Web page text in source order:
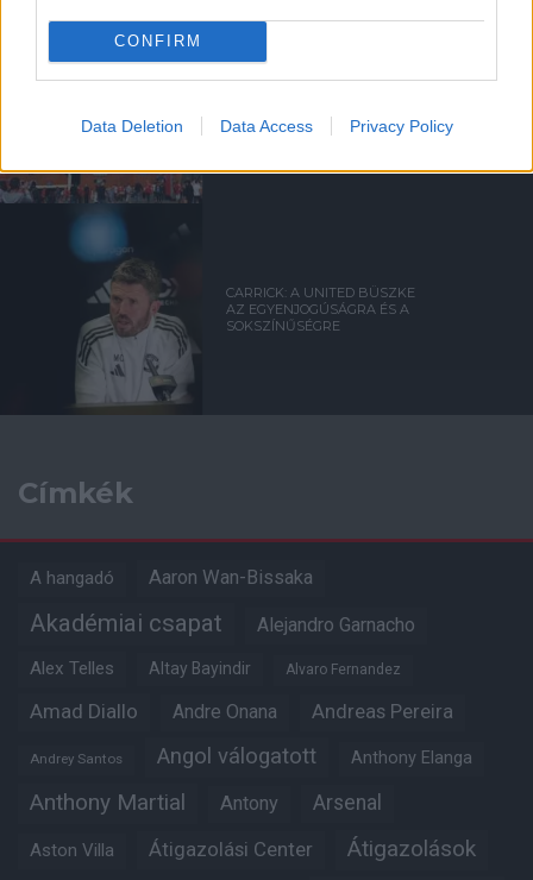
CONFIRM
Data Deletion Data Access Privacy Policy
CARRICK: A UNITED BÜSZKE
AZ EGYENJOGÚSÁGRA ÉS A
SOKSZÍNŰSÉGRE
Címkék
A hangadó Aaron Wan-Bissaka
Akadémiai csapat Alejandro Garnacho
Alex Telles Altay Bayindir Alvaro Fernandez
Amad Diallo Andre Onana Andreas Pereira
Andrey Santos Angol válogatott Anthony Elanga
Anthony Martial Antony Arsenal
Aston Villa Átigazolási Center Átigazolások